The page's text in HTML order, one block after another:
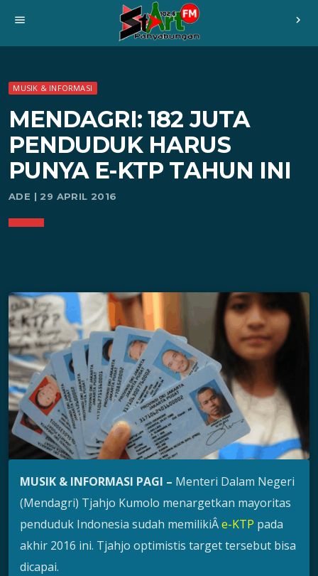
menu chevron_right
MUSIK & INFORMASI
MENDAGRI: 182 JUTA
PENDUDUK HARUS
PUNYA E-KTP TAHUN INI
ADE | 29 APRIL 2016
MUSIK & INFORMASI PAGI – Menteri Dalam Negeri
(Mendagri) Tjahjo Kumolo menargetkan mayoritas
penduduk Indonesia sudah memilikiÂe-KTP pada
akhir 2016 ini. Tjahjo optimistis target tersebut bisa
dicapai.